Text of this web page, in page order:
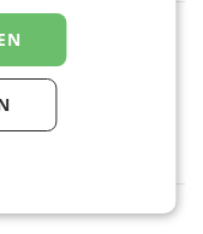
wehrt sich in
derzeit den
Stiftungsrat über
für die